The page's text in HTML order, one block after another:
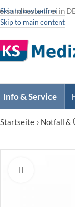
Skip to navigation
Skip to main content
in
Info & Service
Startseite › Notfall &